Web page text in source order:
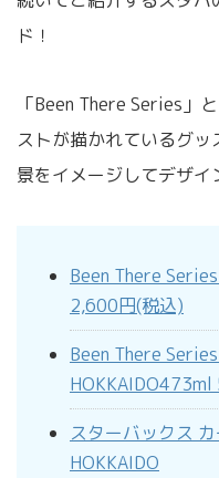
ド！
「Been There Series」
ストが描かれているグ
景をイメージしてデザイ
Been There
2,600円(税込)
Been There
スターバックス
HOKKAIDO